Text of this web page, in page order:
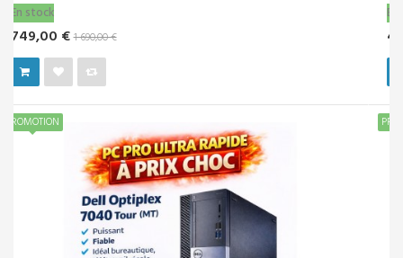
En stock
459,00 € 499,00 €
PROMOTION